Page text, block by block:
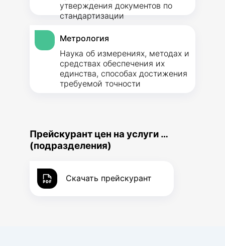
утверждения документов по
стандартизации
Метрология
Наука об измерениях, методах и
средствах обеспечения их
единства, способах достижения
требуемой точности
Прейскурант цен на услуги …
(подразделения)
Скачать прейскурант